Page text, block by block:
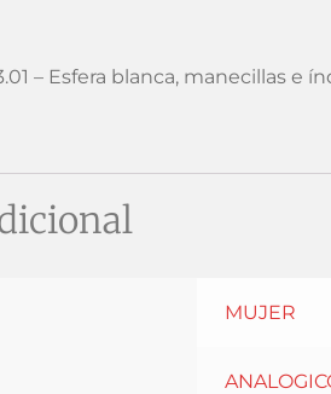
– Esfera blanca, manecillas e
MUJER